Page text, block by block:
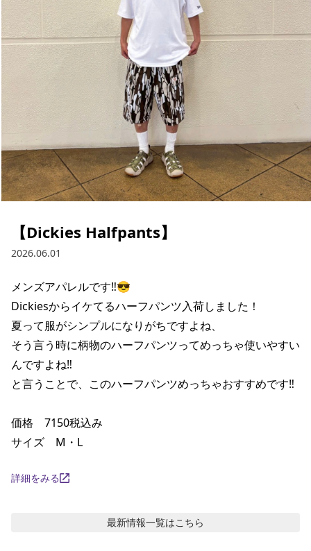
ブランド一覧
特集一覧
スタッフスナップ
ご利用ガイド
会員ランク
店頭受取サービス
ギフトラッピング
アフターサポート
下取り保証について
よくある質問
店舗一覧
お問い合わせ
ニュース
ムラサキスポーツ 公式アプリ
ポイント・クーポンもこのアプリで！
【Dickies Halfpants】
2026.06.01
メンズアパレルです‼️😎
Dickiesからイケてるハーフパンツ入荷しました！
夏って服がシンプルになりがちですよね、
そう言う時に柄物のハーフパンツってめっちゃ使いやすい
んですよね‼️
と言うことで、このハーフパンツめっちゃおすすめです‼️
価格　7150税込み
サイズ　M・L
詳細をみる
最新情報一覧はこちら